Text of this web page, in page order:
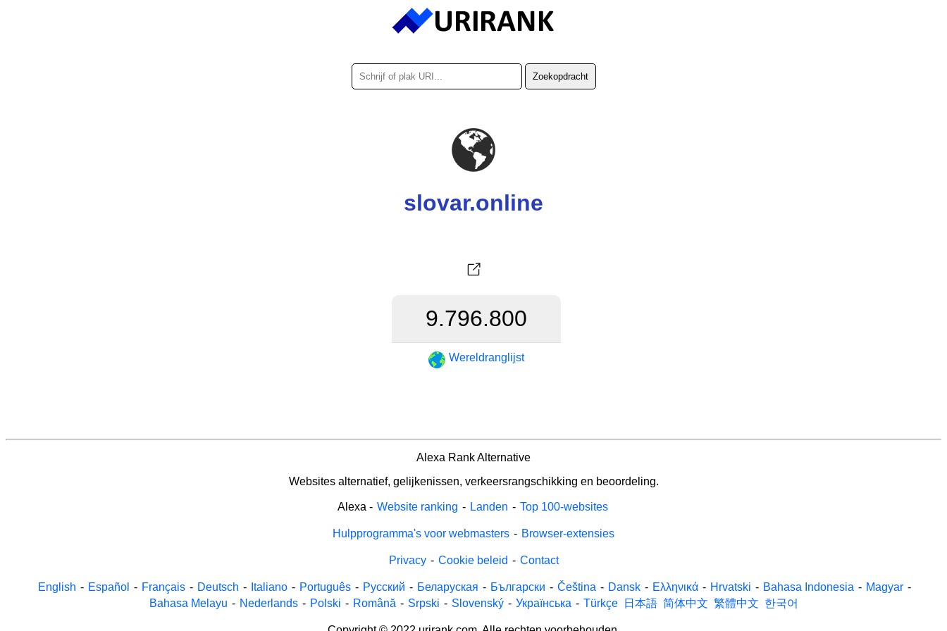
slovar.online
9.796.800
Wereldranglijst
Alexa Rank Alternative
Websites alternatief, gelijkenissen, verkeersrangschikking en beoordeling.
Alexa - Website ranking - Landen - Top 100-websites
Hulpprogramma's voor webmasters - Browser-extensies
Privacy - Cookie beleid - Contact
English - Español - Français - Deutsch - Italiano - Português - Русский - Беларуская - Български - Čeština - Dansk - Ελληνικά - Hrvatski - Bahasa Indonesia - Magyar -
Bahasa Melayu - Nederlands - Polski - Română - Srpski - Slovenský - Українська - Türkçe 日本語 简体中文 繁體中文 한국어